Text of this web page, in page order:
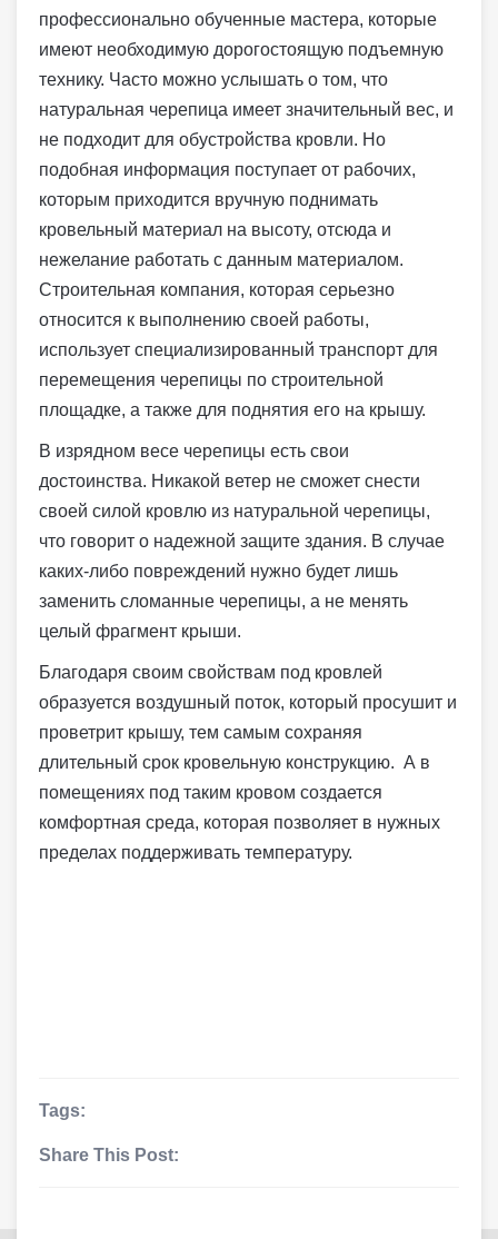
профессионально обученные мастера, которые
имеют необходимую дорогостоящую подъемную
технику. Часто можно услышать о том, что
натуральная черепица имеет значительный вес, и
не подходит для обустройства кровли. Но
подобная информация поступает от рабочих,
которым приходится вручную поднимать
кровельный материал на высоту, отсюда и
нежелание работать с данным материалом.
Строительная компания, которая серьезно
относится к выполнению своей работы,
использует специализированный транспорт для
перемещения черепицы по строительной
площадке, а также для поднятия его на крышу.
В изрядном весе черепицы есть свои
достоинства. Никакой ветер не сможет снести
своей силой кровлю из натуральной черепицы,
что говорит о надежной защите здания. В случае
каких-либо повреждений нужно будет лишь
заменить сломанные черепицы, а не менять
целый фрагмент крыши.
Благодаря своим свойствам под кровлей
образуется воздушный поток, который просушит и
проветрит крышу, тем самым сохраняя
длительный срок кровельную конструкцию. А в
помещениях под таким кровом создается
комфортная среда, которая позволяет в нужных
пределах поддерживать температуру.
Tags:
Share This Post: